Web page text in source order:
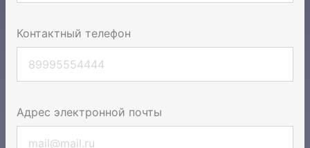
Контактный телефон
Адрес электронной почты